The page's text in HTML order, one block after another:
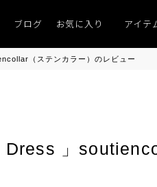
キレイなニット」 ポイント9％「マン
ブログ お気に入り アイテ
（ステンカラー）のレビュー
」